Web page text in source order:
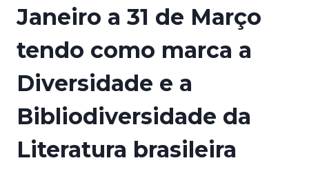
Janeiro a 31 de Março
tendo como marca a
Diversidade e a
Bibliodiversidade da
Literatura brasileira